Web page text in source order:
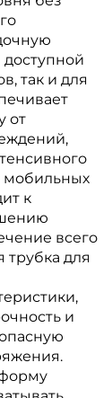
так и для
от
мобильных
к
всего
трубка для
и